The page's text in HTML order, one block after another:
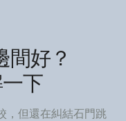
間好？
下
，但還在糾結石門跳